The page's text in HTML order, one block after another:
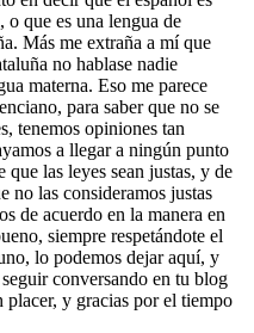
que es una lengua de
Más me extraña a mí que
no hablase nadie
materna. Eso me parece
para saber que no se
tenemos opiniones tan
a llegar a ningún punto
las leyes sean justas, y de
no las consideramos justas
de acuerdo en la manera en
siempre respetándote el
lo podemos dejar aquí, y
conversando en tu blog
placer, y gracias por el tiempo